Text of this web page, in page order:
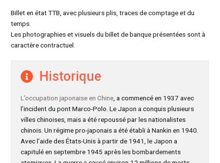
Billet en état TTB, avec plusieurs plis, traces de comptage et du
temps.
Les photographies et visuels du billet de banque présentées sont à
caractère contractuel.
Historique
L’occupation japonaise en Chine , a commencé en 1937 avec
l’incident du pont Marco-Polo. Le Japon a conquis plusieurs
villes chinoises, mais a été repoussé par les nationalistes
chinois. Un régime pro-japonais a été établi à Nankin en 1940.
Avec l’aide des États-Unis à partir de 1941, le Japon a
capitulé en septembre 1945 après les bombardements